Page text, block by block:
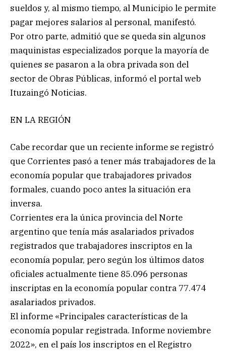
sueldos y, al mismo tiempo, al Municipio le permite
pagar mejores salarios al personal, manifestó.
Por otro parte, admitió que se queda sin algunos
maquinistas especializados porque la mayoría de
quienes se pasaron a la obra privada son del
sector de Obras Públicas, informó el portal web
Ituzaingó Noticias.
EN LA REGIÓN
Cabe recordar que un reciente informe se registró
que Corrientes pasó a tener más trabajadores de la
economía popular que trabajadores privados
formales, cuando poco antes la situación era
inversa.
Corrientes era la única provincia del Norte
argentino que tenía más asalariados privados
registrados que trabajadores inscriptos en la
economía popular, pero según los últimos datos
oficiales actualmente tiene 85.096 personas
inscriptas en la economía popular contra 77.474
asalariados privados.
El informe «Principales características de la
economía popular registrada. Informe noviembre
2022», en el país los inscriptos en el Registro